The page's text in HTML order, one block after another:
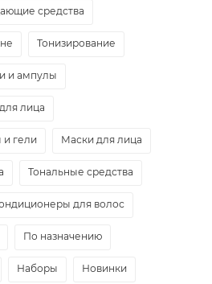
средства
Тонизирование
и ампулы
лица
гели Маски для лица
Тональные средства
для волос
По назначению
Наборы Новинки